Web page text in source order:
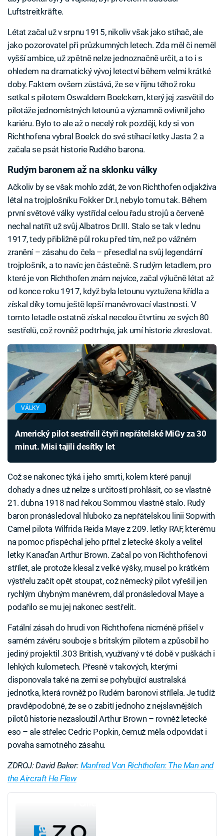
Luftstreitkräfte.
Létat začal už v srpnu 1915, nikoliv však jako stíhač, ale
jako pozorovatel při průzkumných letech. Zda měl či neměl
vyšší ambice, už zpětně nelze jednoznačně určit, a to i s
ohledem na dramatický vývoj letectví během velmi krátké
doby. Faktem ovšem zůstává, že se v říjnu téhož roku
setkal s pilotem Oswaldem Boelckem, který jej zasvětil do
pilotáže jednomístných letounů a významně ovlivnil jeho
kariéru. Bylo to ale až o necelý rok později, kdy si von
Richthofena vybral Boelck do své stíhací letky Jasta 2 a
začala se psát historie Rudého barona.
Rudým baronem až na sklonku války
Ačkoliv by se však mohlo zdát, že von Richthofen odjakživa
létal na trojplošníku Fokker Dr.I, nebylo tomu tak. Během
první světové války vystřídal celou řadu strojů a červeně
nechal natřít už svůj Albatros Dr.III. Stalo se tak v lednu
1917, tedy přibližně půl roku před tím, než po vážném
zranění – zásahu do čela – přesedlal na svůj legendární
trojplošník, a to navíc jen částečně. S rudým letadlem, pro
které je von Richthofen znám nejvíce, začal výlučně létat až
od konce roku 1917, když byla letounu vyztužena křídla a
získal díky tomu ještě lepší manévrovací vlastnosti. V
tomto letadle ostatně získal necelou čtvrtinu ze svých 80
sestřelů, což rovněž podtrhuje, jak umí historie zkreslovat.
VÁLKY
Americký pilot sestřelil čtyři nepřátelské MiGy za 30
minut. Misi tajili desítky let
Což se nakonec týká i jeho smrti, kolem které panují
dohady a dnes už nelze s určitostí prohlásit, co se vlastně
21. dubna 1918 nad řekou Sommou vlastně stalo. Rudý
baron pronásledoval hluboko za nepřátelskou linii Sopwith
Camel pilota Wilfrida Reida Maye z 209. letky RAF, kterému
na pomoc přispěchal jeho přítel z letecké školy a velitel
letky Kanaďan Arthur Brown. Začal po von Richthofenovi
střílet, ale protože klesal z velké výšky, musel po krátkém
výstřelu začít opět stoupat, což německý pilot vyřešil jen
rychlým úhybným manévrem, dál pronásledoval Maye a
podařilo se mu jej nakonec sestřelit.
Fatální zásah do hrudi von Richthofena nicméně přišel v
samém závěru souboje s britským pilotem a způsobil ho
jediný projektil .303 British, využívaný v té době v puškách i
lehkých kulometech. Přesně v takových, kterými
disponovala také na zemi se pohybující australská
jednotka, která rovněž po Rudém baronovi střílela. Je tudíž
pravděpodobné, že se o zabití jednoho z nejslavnějších
pilotů historie nezasloužil Arthur Brown – rovněž letecké
eso – ale střelec Cedric Popkin, čemuž měla odpovídat i
povaha samotného zásahu.
ZDROJ: David Baker: Manfred Von Richthofen: The Man and
the Aircraft He Flew